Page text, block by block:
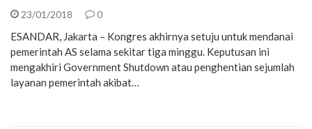
23/01/2018 0
ESANDAR, Jakarta – Kongres akhirnya setuju untuk mendanai
pemerintah AS selama sekitar tiga minggu. Keputusan ini
mengakhiri Government Shutdown atau penghentian sejumlah
layanan pemerintah akibat…